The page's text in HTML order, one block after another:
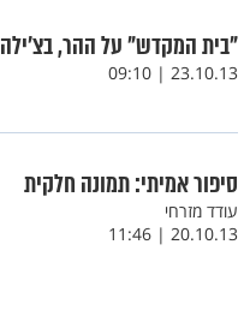
"בית המקדש" על ההר, בצ'ילה
23.10.13 | 09:10
סיפור אמיתי: תמונה חלקית
עודד מזרחי
20.10.13 | 11:46